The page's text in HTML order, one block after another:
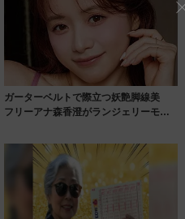
ガーターベルトで際立つ妖艶脚線美
フリーアナ森香澄がランジェリーモデ